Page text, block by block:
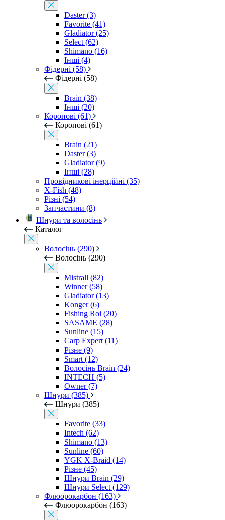
Daster (3)
Favorite (41)
Gladiator (25)
Select (62)
Shimano (16)
Інші (4)
Фідерні (58)
Фідерні (58)
Brain (38)
Інші (20)
Коропові (61)
Коропові (61)
Brain (21)
Daster (3)
Gladiator (9)
Інші (28)
Провідникові інерційні (35)
X-Fish (48)
Різні (54)
Запчастини (8)
Шнури та волосінь
Каталог
Волосінь (290)
Волосінь (290)
Mistrall (82)
Winner (58)
Gladiator (13)
Konger (6)
Fishing Roi (20)
SASAME (28)
Sunline (15)
Carp Expert (11)
Різне (9)
Smart (12)
Волосінь Brain (24)
INTECH (5)
Owner (7)
Шнури (385)
Шнури (385)
Favorite (33)
Intech (62)
Shimano (13)
Sunline (60)
YGK X-Braid (14)
Різне (45)
Шнури Brain (29)
Шнури Select (129)
Флюорокарбон (163)
Флюорокарбон (163)